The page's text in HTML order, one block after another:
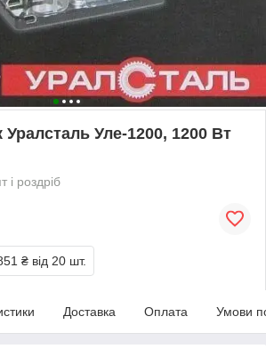
Уралсталь Уле-1200, 1200 Вт
і роздріб
₴ від 20 шт.
Доставка Оплата Умови